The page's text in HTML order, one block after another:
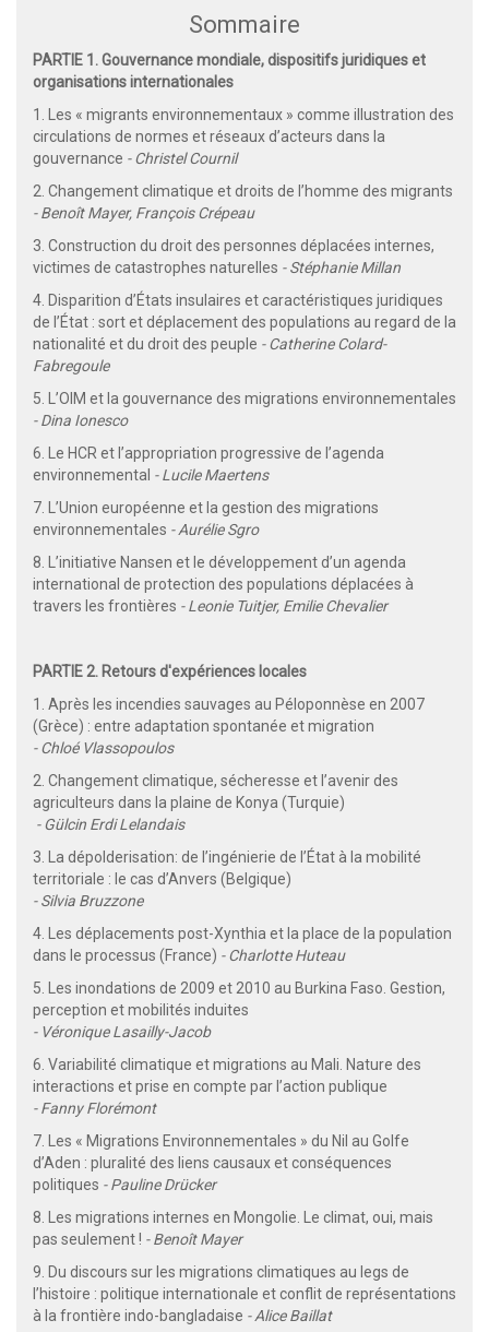
Sommaire
PARTIE 1. Gouvernance mondiale, dispositifs juridiques et
organisations internationales
1. Les « migrants environnementaux » comme illustration des
circulations de normes et réseaux d’acteurs dans la
gouvernance - Christel Cournil
2. Changement climatique et droits de l’homme des migrants
- Benoît Mayer, François Crépeau
3. Construction du droit des personnes déplacées internes,
victimes de catastrophes naturelles - Stéphanie Millan
4. Disparition d’États insulaires et caractéristiques juridiques
de l’État : sort et déplacement des populations au regard de la
nationalité et du droit des peuple - Catherine Colard-
Fabregoule
5. L’OIM et la gouvernance des migrations environnementales
- Dina Ionesco
6. Le HCR et l’appropriation progressive de l’agenda
environnemental - Lucile Maertens
7. L’Union européenne et la gestion des migrations
environnementales - Aurélie Sgro
8. L’initiative Nansen et le développement d’un agenda
international de protection des populations déplacées à
travers les frontières - Leonie Tuitjer, Emilie Chevalier
PARTIE 2. Retours d'expériences locales
1. Après les incendies sauvages au Péloponnèse en 2007
(Grèce) : entre adaptation spontanée et migration
- Chloé Vlassopoulos
2. Changement climatique, sécheresse et l’avenir des
agriculteurs dans la plaine de Konya (Turquie)
- Gülcin Erdi Lelandais
3. La dépolderisation: de l’ingénierie de l’État à la mobilité
territoriale : le cas d’Anvers (Belgique)
- Silvia Bruzzone
4. Les déplacements post-Xynthia et la place de la population
dans le processus (France) - Charlotte Huteau
5. Les inondations de 2009 et 2010 au Burkina Faso. Gestion,
perception et mobilités induites
- Véronique Lasailly-Jacob
6. Variabilité climatique et migrations au Mali. Nature des
interactions et prise en compte par l’action publique
- Fanny Florémont
7. Les « Migrations Environnementales » du Nil au Golfe
d’Aden : pluralité des liens causaux et conséquences
politiques - Pauline Drücker
8. Les migrations internes en Mongolie. Le climat, oui, mais
pas seulement ! - Benoît Mayer
9. Du discours sur les migrations climatiques au legs de
l’histoire : politique internationale et conflit de représentations
à la frontière indo-bangladaise - Alice Baillat